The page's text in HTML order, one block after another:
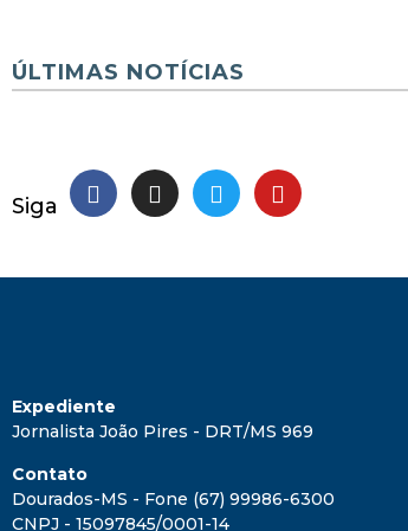
ÚLTIMAS NOTÍCIAS
Siga
Expediente
Jornalista João Pires - DRT/MS 969
Contato
Dourados-MS - Fone (67) 99986-6300
CNPJ - 15097845/0001-14